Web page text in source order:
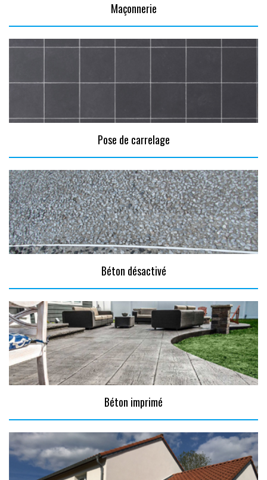
Maçonnerie
Pose de carrelage
Béton désactivé
Béton imprimé